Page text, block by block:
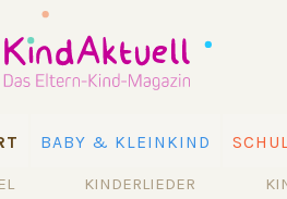
BABY & KLEINKIND
KINDERLIEDER